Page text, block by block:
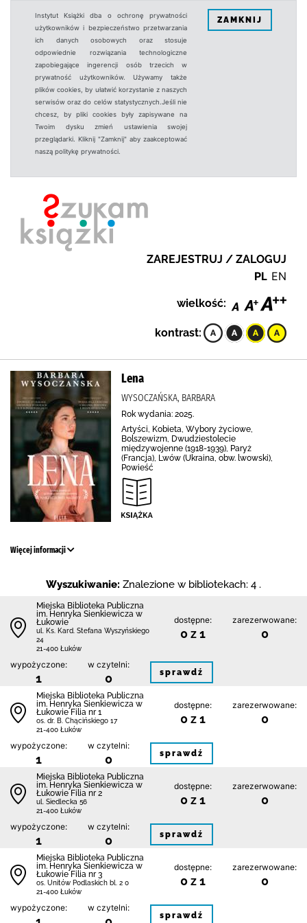
Instytut Książki dba o ochronę prywatności
użytkowników i bezpieczeństwo przetwarzania
ich danych osobowych oraz stosuje
odpowiednie rozwiązania technologiczne
zapobiegające ingerencji osób trzecich w
prywatność użytkowników. Używamy także
plików cookies, by ułatwić korzystanie z naszych
serwisów oraz do celów statystycznych.Jeśli nie
chcesz, by pliki cookies były zapisywane na
Twoim dysku zmień ustawienia swojej
przeglądarki. Kliknij "Zamknij" aby zaakceptować
naszą politykę prywatności.
ZAMKNIJ
ZAREJESTRUJ / ZALOGUJ
PL EN
wielkość:
kontrast:
Lena
WYSOCZAŃSKA, BARBARA
Rok wydania: 2025.
Artyści, Kobieta, Wybory życiowe,
Bolszewizm, Dwudziestolecie
międzywojenne (1918-1939), Paryż
(Francja), Lwów (Ukraina, obw. lwowski),
Powieść
Więcej informacji
Wyszukiwanie: Znalezione w bibliotekach: 4 .
Miejska Biblioteka Publiczna
im. Henryka Sienkiewicza w
Łukowie
ul. Ks. Kard. Stefana Wyszyńskiego
24
21-400 Łuków
dostępne:
0 z 1
zarezerwowane:
0
wypożyczone:
1
w czytelni:
0 sprawdź
Miejska Biblioteka Publiczna
im. Henryka Sienkiewicza w
Łukowie Filia nr 1
os. dr. B. Chącińskiego 17
21-400 Łuków
dostępne:
0 z 1
zarezerwowane:
0
wypożyczone:
1
w czytelni:
0 sprawdź
Miejska Biblioteka Publiczna
im. Henryka Sienkiewicza w
Łukowie Filia nr 2
ul. Siedlecka 56
21-400 Łuków
dostępne:
0 z 1
zarezerwowane:
0
wypożyczone:
1
w czytelni:
0 sprawdź
Miejska Biblioteka Publiczna
im. Henryka Sienkiewicza w
Łukowie Filia nr 3
os. Unitów Podlaskich bl. 2 0
21-400 Łuków
dostępne:
0 z 1
zarezerwowane:
0
wypożyczone: w czytelni:
sprawdź